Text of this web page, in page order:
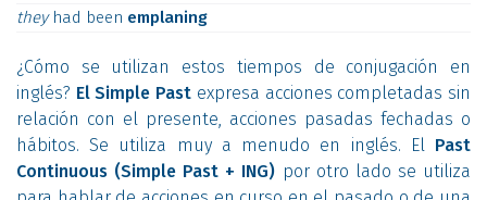
they had been emplaning
¿Cómo se utilizan estos tiempos de conjugación en
inglés? El Simple Past expresa acciones completadas sin
relación con el presente, acciones pasadas fechadas o
hábitos. Se utiliza muy a menudo en inglés. El Past
Continuous (Simple Past + ING) por otro lado se utiliza